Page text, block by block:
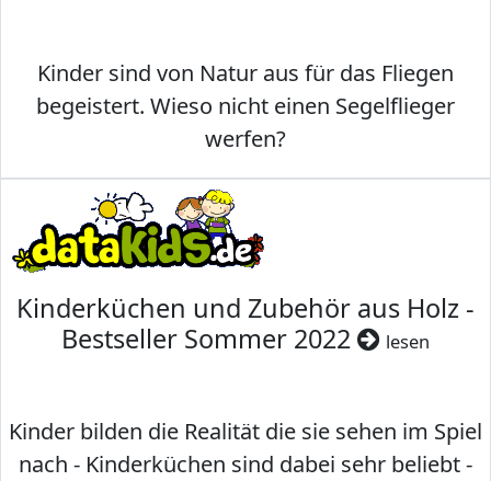
Kinder sind von Natur aus für das Fliegen
begeistert. Wieso nicht einen Segelflieger
werfen?
Kinderküchen und Zubehör aus Holz -
Bestseller Sommer 2022
lesen
Kinder bilden die Realität die sie sehen im Spiel
nach - Kinderküchen sind dabei sehr beliebt -